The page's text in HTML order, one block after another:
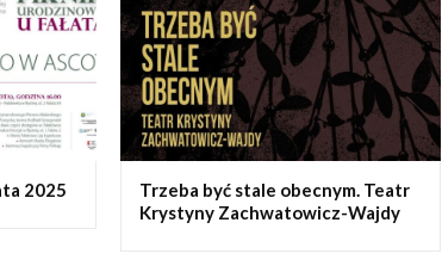
2025
Trzeba być stale obecnym. Teatr
Krystyny Zachwatowicz-Wajdy